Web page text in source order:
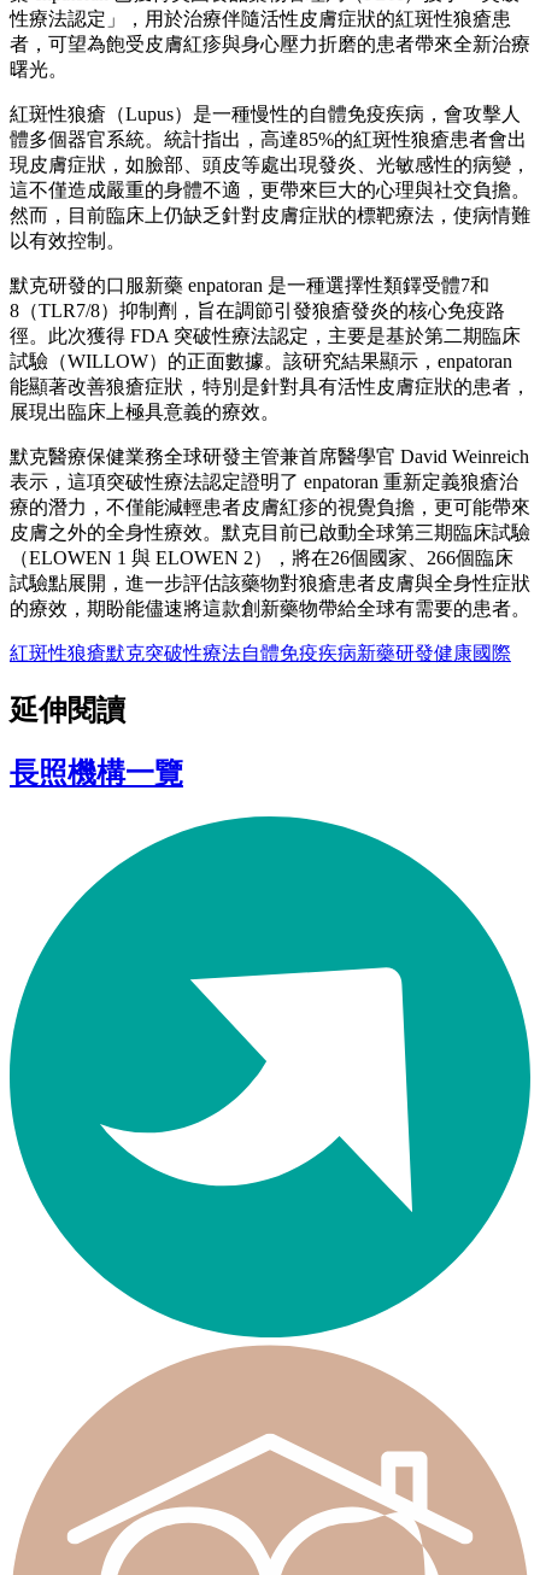
性療法認定」，用於治療伴隨活性皮膚症狀的紅斑性狼瘡患
者，可望為飽受皮膚紅疹與身心壓力折磨的患者帶來全新治療
曙光。
紅斑性狼瘡（Lupus）是一種慢性的自體免疫疾病，會攻擊人
體多個器官系統。統計指出，高達85%的紅斑性狼瘡患者會出
現皮膚症狀，如臉部、頭皮等處出現發炎、光敏感性的病變，
這不僅造成嚴重的身體不適，更帶來巨大的心理與社交負擔。
然而，目前臨床上仍缺乏針對皮膚症狀的標靶療法，使病情難
以有效控制。
默克研發的口服新藥 enpatoran 是一種選擇性類鐸受體7和
8（TLR7/8）抑制劑，旨在調節引發狼瘡發炎的核心免疫路
徑。此次獲得 FDA 突破性療法認定，主要是基於第二期臨床
試驗（WILLOW）的正面數據。該研究結果顯示，enpatoran
能顯著改善狼瘡症狀，特別是針對具有活性皮膚症狀的患者，
展現出臨床上極具意義的療效。
默克醫療保健業務全球研發主管兼首席醫學官 David Weinreich
表示，這項突破性療法認定證明了 enpatoran 重新定義狼瘡治
療的潛力，不僅能減輕患者皮膚紅疹的視覺負擔，更可能帶來
皮膚之外的全身性療效。默克目前已啟動全球第三期臨床試驗
（ELOWEN 1 與 ELOWEN 2），將在26個國家、266個臨床
試驗點展開，進一步評估該藥物對狼瘡患者皮膚與全身性症狀
的療效，期盼能儘速將這款創新藥物帶給全球有需要的患者。
紅斑性狼瘡默克突破性療法自體免疫疾病新藥研發健康國際
延伸閱讀
長照機構一覽